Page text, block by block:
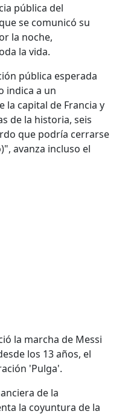
pública del
se comunicó su
la noche,
la vida.
pública esperada
indica a un
la capital de Francia y
de la historia, seis
que podría cerrarse
avanza incluso el
la marcha de Messi
los 13 años, el
'Pulga'.
de la
la coyuntura de la